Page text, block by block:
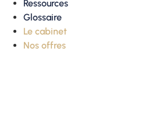
Ressources
Glossaire
Le cabinet
Nos offres